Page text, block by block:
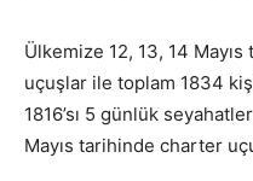
Ülkemize 12, 13, 14
uçuşlar ile toplam 1834
1816’sı 5 günlük
Mayıs tarihinde charter